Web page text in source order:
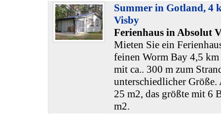
Summer in Gotland, 4
Visby
Ferienhaus in Absolut
Mieten Sie ein
feinen Worm Bay 4,5
mit ca.. 300 m zum
unterschiedlicher Größe.
25 m2, das größte mit 6
m2.